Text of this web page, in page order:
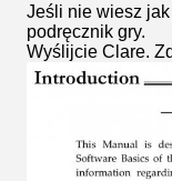
Jeśli nie wiesz
podręcznik gry.
Wyślijcie Clare.